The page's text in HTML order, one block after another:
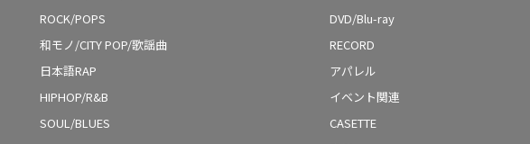
ROCK/POPS
和モノ/CITY POP/歌謡曲
日本語RAP
HIPHOP/R&B
SOUL/BLUES
DVD/Blu-ray
RECORD
アパレル
イベント関連
CASETTE